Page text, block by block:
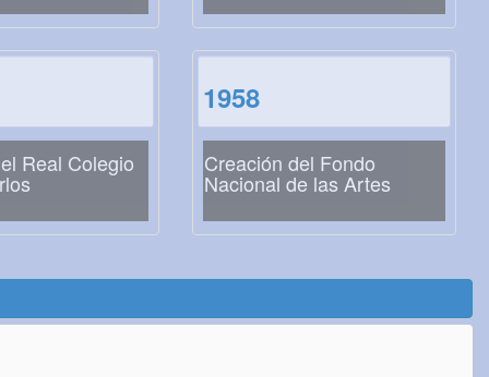
Real Colegio
1958
Creación del Fondo
Nacional de las Artes